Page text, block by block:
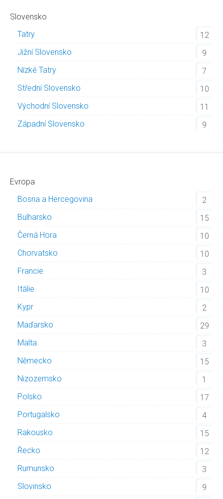
Slovensko
Tatry
12
Jižní Slovensko
9
Nízké Tatry
7
Střední Slovensko
10
Východní Slovensko
11
Západní Slovensko
9
Evropa
Bosna a Hercegovina
2
Bulharsko
15
Černá Hora
10
Chorvatsko
10
Francie
3
Itálie
10
Kypr
2
Maďarsko
29
Malta
3
Německo
15
Nizozemsko
1
Polsko
17
Portugalsko
4
Rakousko
15
Řecko
12
Rumunsko
3
Slovinsko
9